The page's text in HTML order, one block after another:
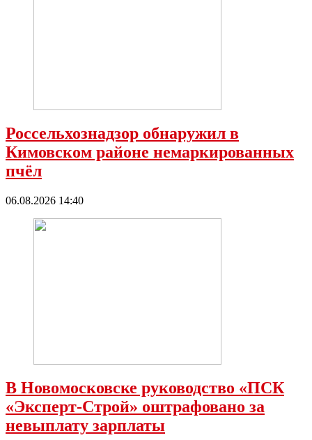
Россельхознадзор обнаружил в
Кимовском районе немаркированных
пчёл
06.08.2026 14:40
В Новомосковске руководство «ПСК
«Эксперт-Строй» оштрафовано за
невыплату зарплаты